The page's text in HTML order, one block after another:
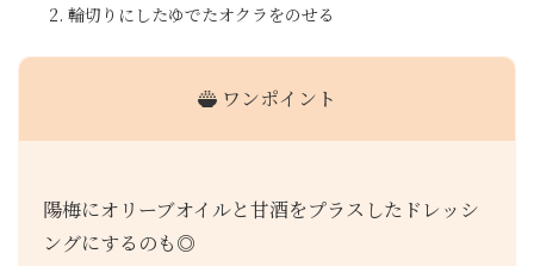
輪切りにしたゆでたオクラをのせる
ワンポイント
陽梅にオリーブオイルと甘酒をプラスしたドレッシ
ングにするのも◎